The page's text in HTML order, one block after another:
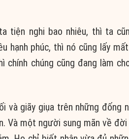
tiện nghi bao nhiêu, thì ta
hạnh phúc, thì nó cũng lấy
chính chúng cũng đang làm
và giãy giụa trên những đống
Và một người sung mãn về